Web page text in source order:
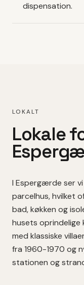
dispensation.
LOKALT
Lokale
I Espergærde ser
parcelhus, hvilket
bad, køkken og
husets oprindelige
med klassiske
fra 1960-1970 og
stationen og